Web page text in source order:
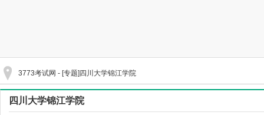
3773考试网 - [专题]四川大学锦江学院
四川大学锦江学院